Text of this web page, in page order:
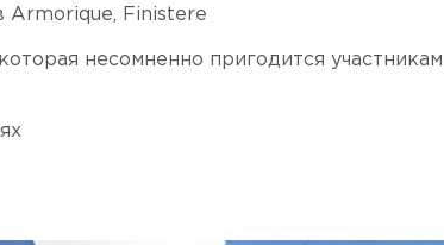
Armorique, Finistere
несомненно пригодится